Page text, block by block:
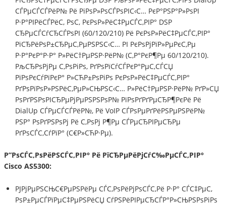
СЃРµСЃСЃРёР№ Рё РіРѕР»РѕСЃРѕРІС‹С… РєР°РЅР°Р»РѕРІ
Р·Р°РІРёСЃРёС‚ РѕС‚ РєРѕР»РёС‡РµСЃС‚РІР° DSP
СЂРµСЃСѓСЂСЃРѕРІ (60/120/210) Рё РєРѕР»РёС‡РµСЃС‚РІР°
РїСЂРёРѕР±СЂРµС‚РµРЅРЅС‹С… РІ РєРѕРјРїР»РµРєС‚Рµ
Р·Р°РєР°Р·Р° Р»РёС†РµРЅР·РёР№ (С‚Р°РєР¶Рµ 60/120/210).
РљСЂРѕРјРµ С‚РѕРіРѕ, РґРѕРїСѓСЃРєР°РµС‚СЃСЏ
РїРѕРєСѓРїРєР° Р»СЋР±РѕРіРѕ РєРѕР»РёС‡РµСЃС‚РІР°
РґРѕРїРѕР»РЅРёС‚РµР»СЊРЅС‹С… Р»РёС†РµРЅР·РёР№ РґР»СЏ
РѕРґРЅРѕРІСЂРµРјРµРЅРЅРѕР№ РїРѕРґРґРµСЂР¶РєРё Рё
DialUp СЃРµСЃСЃРёР№, Рё VoIP СЃРѕРµРґРёРЅРµРЅРёР№
РЅР° РѕРґРЅРѕРј Рё С‚РѕРј Р¶Рµ СЃРµСЂРІРµСЂРµ
РґРѕСЃС‚СѓРїР° (С€Р»СЋР·Рµ).
Р”РѕСЃС‚РѕРёРЅСЃС‚РІР° Рё РїСЂРµРёРјСѓС‰РµСЃС‚РІР°
Cisco AS5300:
РЈРјРµРЅСЊС€РµРЅРёРµ СЃС‚РѕРёРјРѕСЃС‚Рё Р·Р° СЃС‡РµС‚
РѕР±РµСЃРїРµС‡РµРЅРёСЏ СѓРЅРёРІРµСЂСЃР°Р»СЊРЅРѕРіРѕ